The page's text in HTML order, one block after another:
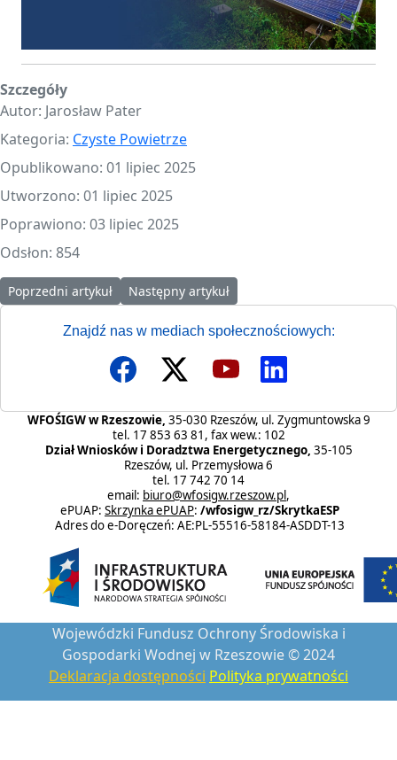
Szczegóły
Autor: Jarosław Pater
Kategoria: Czyste Powietrze
Opublikowano: 01 lipiec 2025
Utworzono: 01 lipiec 2025
Poprawiono: 03 lipiec 2025
Odsłon: 854
Poprzedni artykuł: Wznowienie naboru na dotacje do kotłów
Poprzedni artykuł Następny artykuł: Tabela kosztów
Następny artykuł
Znajdź nas w mediach społecznościowych:
WFOŚIGW w Rzeszowie, 35-030 Rzeszów, ul. Zygmuntowska 9
tel. 17 853 63 81, fax wew.: 102
Dział Wniosków i Doradztwa Energetycznego, 35-105
Rzeszów, ul. Przemysłowa 6
tel. 17 742 70 14
email: biuro@wfosigw.rzeszow.pl,
ePUAP: Skrzynka ePUAP: /wfosigw_rz/SkrytkaESP
Adres do e-Doręczeń: AE:PL-55516-58184-ASDDT-13
Wojewódzki Fundusz Ochrony Środowiska i
Gospodarki Wodnej w Rzeszowie © 2024
Deklaracja dostępności Polityka prywatności